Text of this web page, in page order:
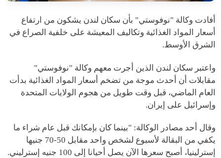
أفادت وكالة "نوفوستي" بأن سكان لندن يشكون من ارتفاع
أسعار المواد الغذائية وتكاليف المعيشة على خلفية الصراع في
الشرق الأوسط.
واعتبر سكان لندن الذين أجرت معهم وكالة "نوفوستي"
مقابلات أن أحدث موجة من تضخم أسعار المواد الغذائية بدأت
العام الماضي، قبل وقت طويل من هجوم الولايات المتحدة
وإسرائيل على إيران.
وقال أحد مصادر الوكالة: "بينما كان بإمكانك قبل عام شراء ما
يكفي من البقالة لأسبوع لشخص واحد مقابل 50-70 جنيها
إسترلينيا، أصبح سعرها الآن يصل أحيانا إلى 100 جنيه إسترليني.